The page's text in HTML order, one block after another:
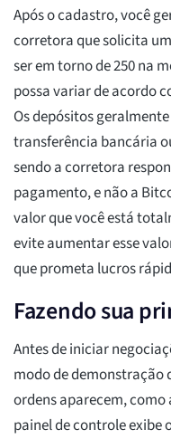
Após o cadastro, você
corretora que solicita
ser em torno de 250 na
possa variar de acordo
Os depósitos
transferência bancária
sendo a corretora
pagamento, e não a
valor que você está
evite aumentar esse
que prometa lucros
Fazendo sua
Antes de iniciar
modo de demonstração
ordens aparecem, como
painel de controle exibe